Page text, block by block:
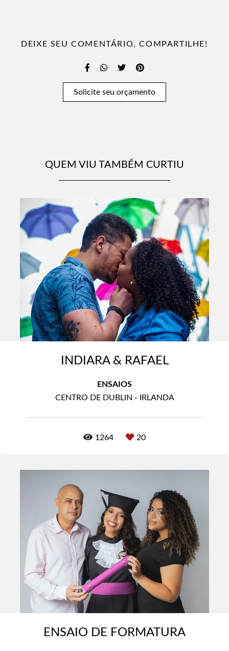
DEIXE SEU COMENTÁRIO, COMPARTILHE!
Solicite seu orçamento
QUEM VIU TAMBÉM CURTIU
INDIARA & RAFAEL
ENSAIOS
CENTRO DE DUBLIN - IRLANDA
1264 20
ENSAIO DE FORMATURA